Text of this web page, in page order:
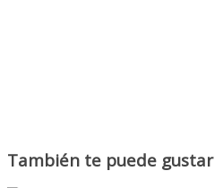
También te puede gustar